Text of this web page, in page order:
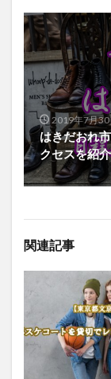
2019年7月30
はきだおれ
クセスを紹
関連記事